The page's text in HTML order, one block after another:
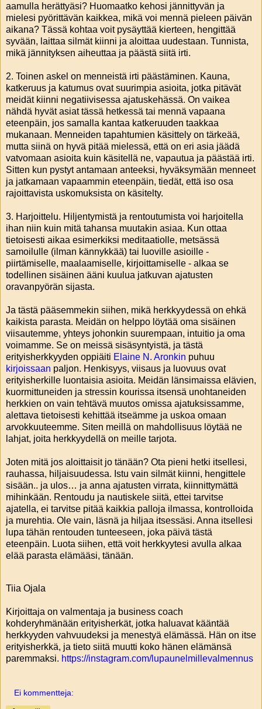
aamulla herättyäsi? Huomaatko kehosi jännittyvän ja
mielesi pyörittävän kaikkea, mikä voi mennä pieleen päivän
aikana? Tässä kohtaa voit pysäyttää kierteen, hengittää
syvään, laittaa silmät kiinni ja aloittaa uudestaan. Tunnista,
mikä jännityksen aiheuttaa ja päästä siitä irti.
2. Toinen askel on menneistä irti päästäminen. Kauna,
katkeruus ja katumus ovat suurimpia asioita, jotka pitävät
meidät kiinni negatiivisessa ajatuskehässä. On vaikea
nähdä hyvät asiat tässä hetkessä tai mennä vapaana
eteenpäin, jos samalla kantaa katkeruuden taakkaa
mukanaan. Menneiden tapahtumien käsittely on tärkeää,
mutta siinä on hyvä pitää mielessä, että on eri asia jäädä
vatvomaan asioita kuin käsitellä ne, vapautua ja päästää irti.
Sitten kun pystyt antamaan anteeksi, hyväksymään menneet
ja jatkamaan vapaammin eteenpäin, tiedät, että iso osa
rajoittavista uskomuksista on käsitelty.
3. Harjoittelu. Hiljentymistä ja rentoutumista voi harjoitella
ihan niin kuin mitä tahansa muutakin asiaa. Kun ottaa
tietoisesti aikaa esimerkiksi meditaatiolle, metsässä
samoilulle (ilman kännykkää) tai luoville asioille -
piirtämiselle, maalaamiselle, kirjoittamiselle - alkaa se
todellinen sisäinen ääni kuulua jatkuvan ajatusten
oravanpyörän sijasta.
Ja tästä pääsemmekin siihen, mikä herkkyydessä on ehkä
kaikista parasta. Meidän on helppo löytää oma sisäinen
viisautemme, yhteys johonkin suurempaan, intuitio ja oma
voimamme. Se on meissä sisäsyntyistä, ja tästä
erityisherkkyyden oppiäiti Elaine N. Aronkin puhuu
kirjoissaan paljon. Henkisyys, viisaus ja luovuus ovat
erityisherkille luontaisia asioita. Meidän länsimaissa elävien,
kuormittuneiden ja stressin kourissa itsensä unohtaneiden
herkkien on vain tehtävä muutos omissa ajatuksissamme,
alettava tietoisesti kehittää itseämme ja uskoa omaan
arvokkuuteemme. Siten meillä on mahdollisuus löytää ne
lahjat, joita herkkyydellä on meille tarjota.
Joten mitä jos aloittaisit jo tänään? Ota pieni hetki itsellesi,
rauhassa, hiljaisuudessa. Istu vain silmät kiinni, hengittele
sisään.. ja ulos… ja anna ajatusten virrata, kiinnittymättä
mihinkään. Rentoudu ja nautiskele siitä, ettei tarvitse
ajatella, ei tarvitse pitää kaikkia palloja ilmassa, kontrolloida
ja murehtia. Ole vain, läsnä ja hiljaa itsessäsi. Anna itsellesi
lupa tähän rentouden tunteeseen, joka päivä tästä
eteenpäin. Luota siihen, että voit herkkyytesi avulla alkaa
elää parasta elämääsi, tänään.
Tiia Ojala
Kirjoittaja on valmentaja ja business coach
kohderyhmänään erityisherkät, jotka haluavat kääntää
herkkyyden vahvuudeksi ja menestyä elämässä. Hän on itse
erityisherkkä, ja tieto siitä muutti koko hänen elämänsä
paremmaksi. https://instagram.com/lupaunelmillevalmennus
Ei kommentteja: